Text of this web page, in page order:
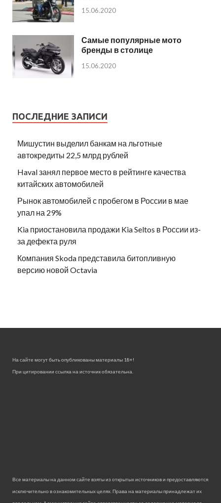
15.06.2020
Самые популярные мото
бренды в столице
15.06.2020
ПОСЛЕДНИЕ ЗАПИСИ
Мишустин выделил банкам на льготные
автокредиты 22,5 млрд рублей
Haval занял первое место в рейтинге качества
китайских автомобилей
Рынок автомобилей с пробегом в России в мае
упал на 29%
Kia приостановила продажи Kia Seltos в России из-
за дефекта руля
Компания Skoda представила битопливную
версию новой Octavia
На сайте могут быть опубликованы материалы 18+!
При цитировании ссылка на источник обязательна.
Все материалы на данном сайте взяты из открытых источников и предоставляются
исключительно в ознакомительных целях. Права на материалы принадлежат их